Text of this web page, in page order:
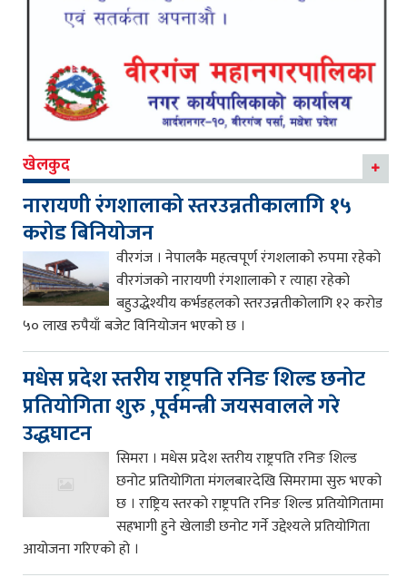
खेलकुद
नारायणी रंगशालाको स्तरउन्नतीकालागि १५
करोड बिनियोजन
वीरगंज । नेपालकै महत्वपूर्ण रंगशलाको रुपमा रहेको
वीरगंजको नारायणी रंगशालाको र त्याहा रहेको
बहुउद्धेश्यीय कर्भडहलको स्तरउन्नतीकोलागि १२ करोड
५० लाख रुपैयाँ बजेट विनियोजन भएको छ ।
मधेस प्रदेश स्तरीय राष्ट्रपति रनिङ शिल्ड छनोट
प्रतियोगिता शुरु ,पूर्वमन्त्री जयसवालले गरे
उद्धघाटन
सिमरा । मधेस प्रदेश स्तरीय राष्ट्रपति रनिङ शिल्ड
छनोट प्रतियोगिता मंगलबारदेखि सिमरामा सुरु भएको
छ । राष्ट्रिय स्तरको राष्ट्रपति रनिङ शिल्ड प्रतियोगितामा
सहभागी हुने खेलाडी छनोट गर्ने उद्देश्यले प्रतियोगिता
आयोजना गरिएको हो ।